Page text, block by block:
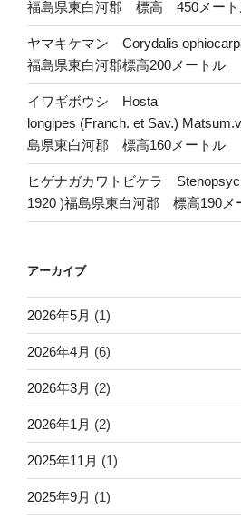
福島県東白河郡 標高 450メート
ヤマキケマン Corydalis
福島県東白河郡標高200メートル
イワギボウシ Hosta
longipes (Franch. et Sav.)
島県東白河郡 標高160メートル
ヒゲナガカワトビケラ
1920 )福島県東白河郡 標高190メ
アーカイブ
2026年5月 (1)
2026年4月 (6)
2026年3月 (2)
2026年1月 (2)
2025年11月 (1)
2025年9月 (1)